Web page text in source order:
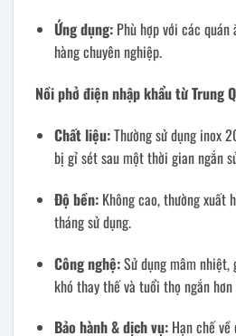
Ứng dụng:Phù hợp với các quán
hàng chuyên nghiệp.
Nồi phở điện nhập khẩu từ Trung
Chất liệu:Thường sử dụng inox
bị gỉ sét sau một thời gian ngắn
Độ bền:Không cao, thường xuất
tháng sử dụng.
Công nghệ:Sử dụng mâm nhiệt,
khó thay thế và tuổi thọ ngắn
Bảo hành & dịch vụ:Hạn chế về